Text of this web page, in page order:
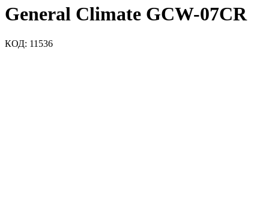
General Climate GCW-07CR
КОД: 11536